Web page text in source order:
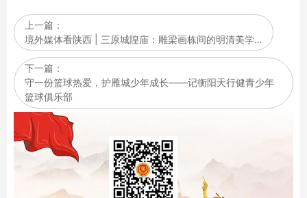
上一篇：
境外媒体看陕西 | 三原城隍庙：雕梁画栋间的明清美学…
下一篇：
守一份篮球热爱，护雁城少年成长——记衡阳天行健青少年
篮球俱乐部